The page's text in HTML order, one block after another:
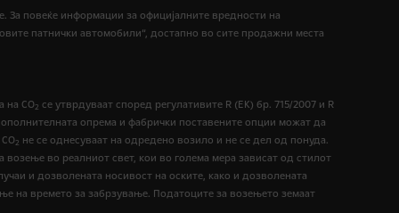
носивост
Цена од: 37 .730 € со вклучен
PANEL VAN 435 L4H3
Надворешни димензии
6363 mm
Надворешни димензии2760 mm
Волумен на товарен простор
повеќе информации за официјалните вредности на
патнички автомобили“, достапно во сите продажни места
на СО2 се утврдуваат според регулативите R (ЕК) бр. 715/2007 и R
опрема и фабрички поставените опции можат да
2 не се однесуваат на одредено возило и не се дел од понуда.
во реалниот свет, кои во голема мера зависат од стилот
и дозволената носивост на оските, како и дозволената
на времето за забрзување. Податоците за возењето земаат